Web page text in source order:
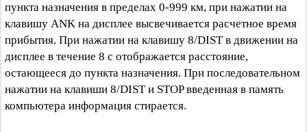
пункта назначения в пределах 0-999 км, при нажатии на
клавишу ANK на дисплее высвечивается расчетное время
прибытия. При нажатии на клавишу 8/DIST в движении на
дисплее в течение 8 с отображается расстояние,
остающееся до пункта назначения. При последовательном
нажатии на клавиши 8/DIST и STOP введенная в память
компьютера информация стирается.